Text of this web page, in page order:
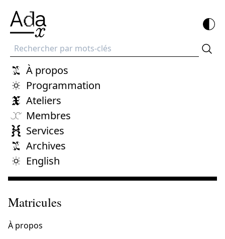
Recherche
À propos
Programmation
Ateliers
Membres
Services
Archives
English
Matricules
À propos